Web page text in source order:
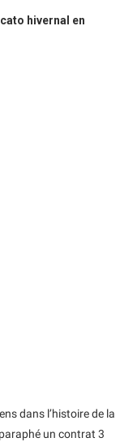
hivernal en
dans l’histoire de la
un contrat 3